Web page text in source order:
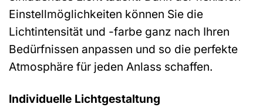
Einstellmöglichkeiten können Sie die
Lichtintensität und -farbe ganz nach Ihren
Bedürfnissen anpassen und so die perfekte
Atmosphäre für jeden Anlass schaffen.
Individuelle Lichtgestaltung